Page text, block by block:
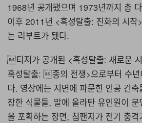
1968년 공개됐으며 1973년까지 총
이후 2011년 <혹성탈출: 진화의 시작
는 리부트가 됐다.
티저가 공개된 <혹성탈출: 새로운
혹성탈출: 종의 전쟁>으로부터 수
다. 영상에는 지면에 파묻힌 인공 건
창한 식물들, 말에 올라탄 유인원이
을 포획하는 장면, 침팬지가 전기 충